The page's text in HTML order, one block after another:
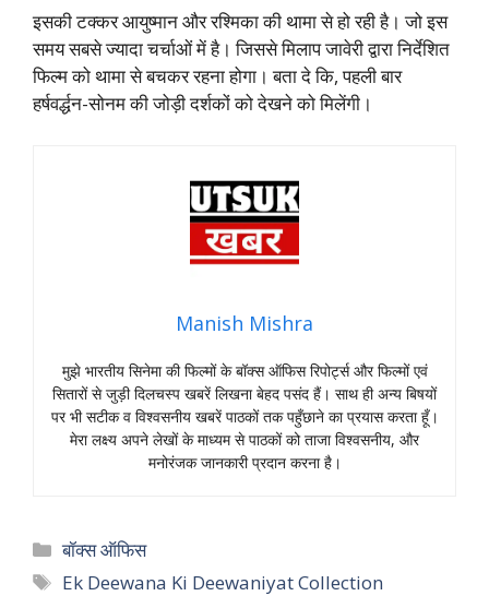
इसकी टक्कर आयुष्मान और रश्मिका की थामा से हो रही है। जो इस
समय सबसे ज्यादा चर्चाओं में है। जिससे मिलाप जावेरी द्वारा निर्देशित
फिल्म को थामा से बचकर रहना होगा। बता दे कि, पहली बार
हर्षवर्द्धन-सोनम की जोड़ी दर्शकों को देखने को मिलेंगी।
Manish Mishra
मुझे भारतीय सिनेमा की फिल्मों के बॉक्स ऑफिस रिपोर्ट्स और फिल्मों एवं
सितारों से जुड़ी दिलचस्प खबरें लिखना बेहद पसंद हैं। साथ ही अन्य बिषयों
पर भी सटीक व विश्वसनीय खबरें पाठकों तक पहुँछाने का प्रयास करता हूँ।
मेरा लक्ष्य अपने लेखों के माध्यम से पाठकों को ताजा विश्वसनीय, और
मनोरंजक जानकारी प्रदान करना है।
Categories
बॉक्स ऑफिस
Tags
Ek Deewana Ki Deewaniyat Collection